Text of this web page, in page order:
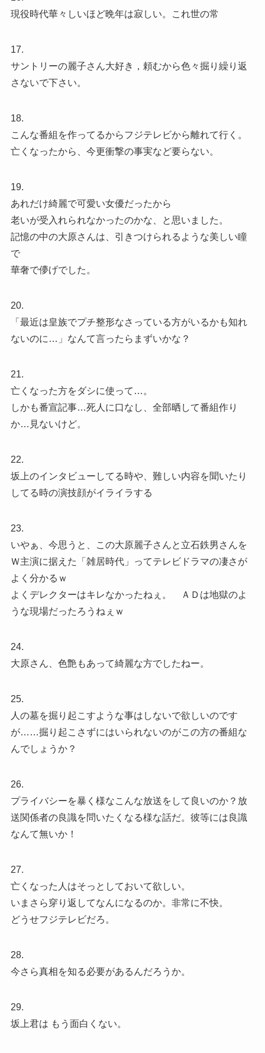
現役時代華々しいほど晩年は寂しい。これ世の常
17.
サントリーの麗子さん大好き，頼むから色々掘り繰り返
さないで下さい。
18.
こんな番組を作ってるからフジテレビから離れて行く。
亡くなったから、今更衝撃の事実など要らない。
19.
あれだけ綺麗で可愛い女優だったから
老いが受入れられなかったのかな、と思いました。
記憶の中の大原さんは、引きつけられるような美しい瞳
で
華奢で儚げでした。
20.
「最近は皇族でプチ整形なさっている方がいるかも知れ
ないのに…」なんて言ったらまずいかな？
21.
亡くなった方をダシに使って…。
しかも番宣記事…死人に口なし、全部晒して番組作り
か…見ないけど。
22.
坂上のインタビューしてる時や、難しい内容を聞いたり
してる時の演技顔がイライラする
23.
いやぁ、今思うと、この大原麗子さんと立石鉄男さんを
Ｗ主演に据えた「雑居時代」ってテレビドラマの凄さが
よく分かるｗ
よくデレクターはキレなかったねぇ。 ＡＤは地獄のよ
うな現場だったろうねぇｗ
24.
大原さん、色艶もあって綺麗な方でしたねー。
25.
人の墓を掘り起こすような事はしないで欲しいのです
が……掘り起こさずにはいられないのがこの方の番組な
んでしょうか？
26.
プライバシーを暴く様なこんな放送をして良いのか？放
送関係者の良識を問いたくなる様な話だ。彼等には良識
なんて無いか！
27.
亡くなった人はそっとしておいて欲しい。
いまさら穿り返してなんになるのか。非常に不快。
どうせフジテレビだろ。
28.
今さら真相を知る必要があるんだろうか。
29.
坂上君は もう面白くない。